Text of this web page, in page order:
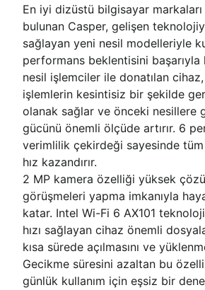
En iyi dizüstü bilgisayar markaları
bulunan Casper, gelişen
sağlayan yeni nesil modelleriyle
performans beklentisini başarıyla
nesil işlemciler ile donatılan
işlemlerin kesintisiz bir şekilde
olanak sağlar ve önceki nesillere
gücünü önemli ölçüde artırır. 6
verimlilik çekirdeği sayesinde
hız kazandırır.
2 MP kamera özelliği yüksek
görüşmeleri yapma imkanıyla
katar. Intel Wi-Fi 6 AX101
hızı sağlayan cihaz önemli
kısa sürede açılmasını ve
Gecikme süresini azaltan bu
günlük kullanım için eşsiz bir